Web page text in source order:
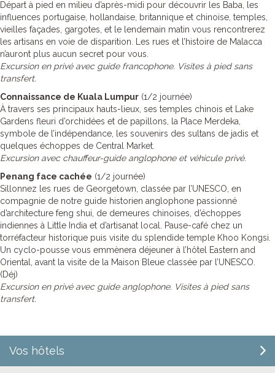
Départ à pied en milieu d’après-midi pour découvrir les Baba, les
influences portugaise, hollandaise, britannique et chinoise, temples,
vieilles façades, gargotes, et le lendemain matin vous rencontrerez
les artisans en voie de disparition. Les rues et l’histoire de Malacca
n’auront plus aucun secret pour vous.
Excursion en privé avec guide francophone. Visites à pied sans
transfert.
Connaissance de Kuala Lumpur (1/2 journée)
À travers ses principaux hauts-lieux, ses temples chinois et Lake
Gardens fleuri d’orchidées et de papillons, la Place Merdeka,
symbole de l’indépendance, les souvenirs des sultans de jadis et
quelques échoppes de Central Market.
Excursion avec chauffeur-guide anglophone et véhicule privé.
Penang face cachée (1/2 journée)
Sillonnez les rues de Georgetown, classée par l’UNESCO, en
compagnie de notre guide historien anglophone passionné
d’architecture feng shui, de demeures chinoises, d’échoppes
indiennes à Little India et d’artisanat local. Pause-café chez un
torréfacteur historique puis visite du splendide temple Khoo Kongsi.
Un cyclo-pousse vous emmènera déjeuner à l’hôtel Eastern and
Oriental, avant la visite de la Maison Bleue classée par l’UNESCO.
(Déj)
Excursion en privé avec guide anglophone. Visites à pied sans
transfert.
Vos hôtels